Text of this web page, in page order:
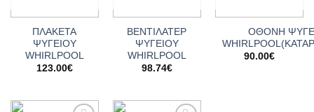
ΠΛΑΚΕΤΑ
ΨΥΓΕΙΟΥ
WHIRLPOOL
123.00€
ΒΕΝΤΙΛΑΤΕΡ
ΨΥΓΕΙΟY
WHIRLPOOL
98.74€
ΟΘΟΝΗ
90.00€